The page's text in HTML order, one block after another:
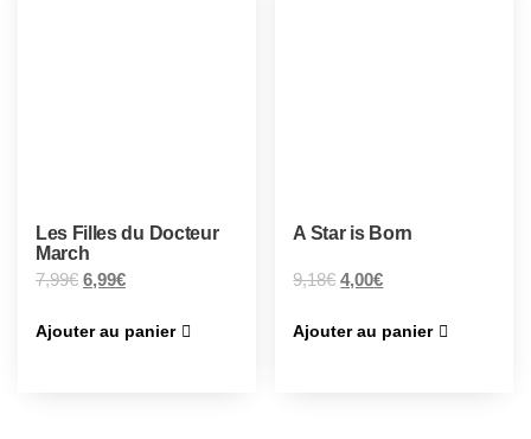
Les Filles du Docteur
March
7,99€ 6,99€
Ajouter au panier
A Star is Born
9,18€ 4,00€
Ajouter au panier